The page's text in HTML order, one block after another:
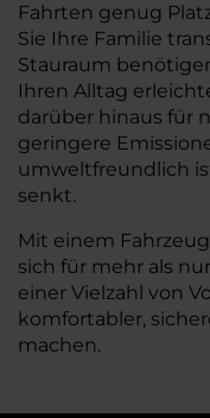
Fahrten genug
Sie Ihre Familie
Stauraum
Ihren Alltag
darüber hinaus für
geringere
umweltfreundlich
senkt.
Mit einem
sich für mehr als
einer Vielzahl von
komfortabler,
machen.